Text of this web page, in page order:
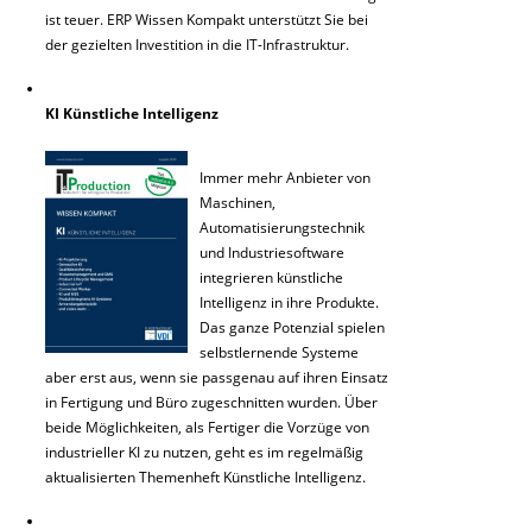
ist teuer. ERP Wissen Kompakt unterstützt Sie bei
der gezielten Investition in die IT-Infrastruktur.
KI Künstliche Intelligenz
Immer mehr Anbieter von
Maschinen,
Automatisierungstechnik
und Industriesoftware
integrieren künstliche
Intelligenz in ihre Produkte.
Das ganze Potenzial spielen
selbstlernende Systeme
aber erst aus, wenn sie passgenau auf ihren Einsatz
in Fertigung und Büro zugeschnitten wurden. Über
beide Möglichkeiten, als Fertiger die Vorzüge von
industrieller KI zu nutzen, geht es im regelmäßig
aktualisierten Themenheft Künstliche Intelligenz.